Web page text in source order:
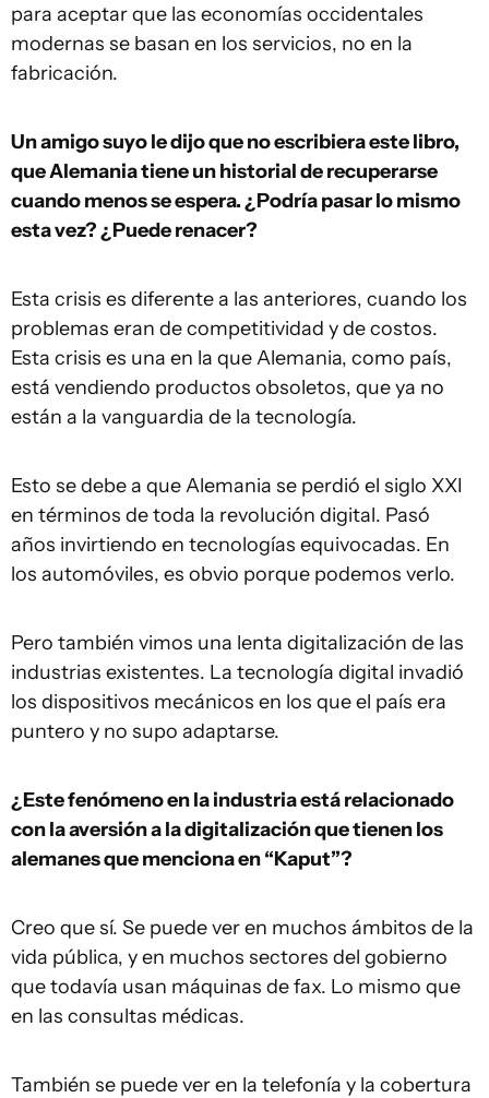
para aceptar que las economías occidentales
modernas se basan en los servicios, no en la
fabricación.
Un amigo suyo le dijo que no escribiera este libro,
que Alemania tiene un historial de recuperarse
cuando menos se espera. ¿Podría pasar lo mismo
esta vez? ¿Puede renacer?
Esta crisis es diferente a las anteriores, cuando los
problemas eran de competitividad y de costos.
Esta crisis es una en la que Alemania, como país,
está vendiendo productos obsoletos, que ya no
están a la vanguardia de la tecnología.
Esto se debe a que Alemania se perdió el siglo XXI
en términos de toda la revolución digital. Pasó
años invirtiendo en tecnologías equivocadas. En
los automóviles, es obvio porque podemos verlo.
Pero también vimos una lenta digitalización de las
industrias existentes. La tecnología digital invadió
los dispositivos mecánicos en los que el país era
puntero y no supo adaptarse.
¿Este fenómeno en la industria está relacionado
con la aversión a la digitalización que tienen los
alemanes que menciona en “Kaput”?
Creo que sí. Se puede ver en muchos ámbitos de la
vida pública, y en muchos sectores del gobierno
que todavía usan máquinas de fax. Lo mismo que
en las consultas médicas.
También se puede ver en la telefonía y la cobertura